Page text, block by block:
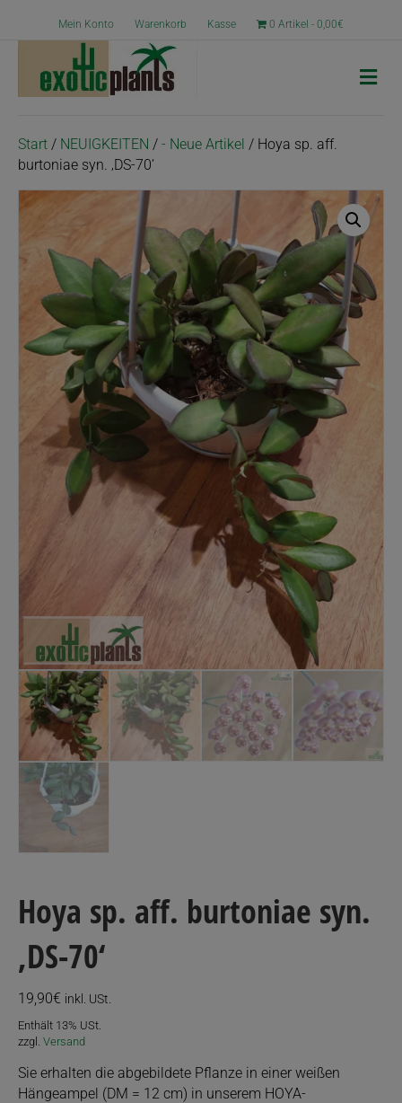
Mein Konto Warenkorb Kasse 0 Artikel 0,00€
N
a
i
o
Start / NEUIGKEITEN / - Neue Artikel / Hoya sp. aff.
burtoniae syn. ‚DS-70‘
Hoya sp. aff. burtoniae syn.
‚DS-70‘
19,90€ inkl. USt.
Enthält 13% USt.
zzgl. Versand
Sie erhalten die abgebildete Pflanze in einer weißen
Hängeampel (DM = 12 cm) in unserem HOYA-